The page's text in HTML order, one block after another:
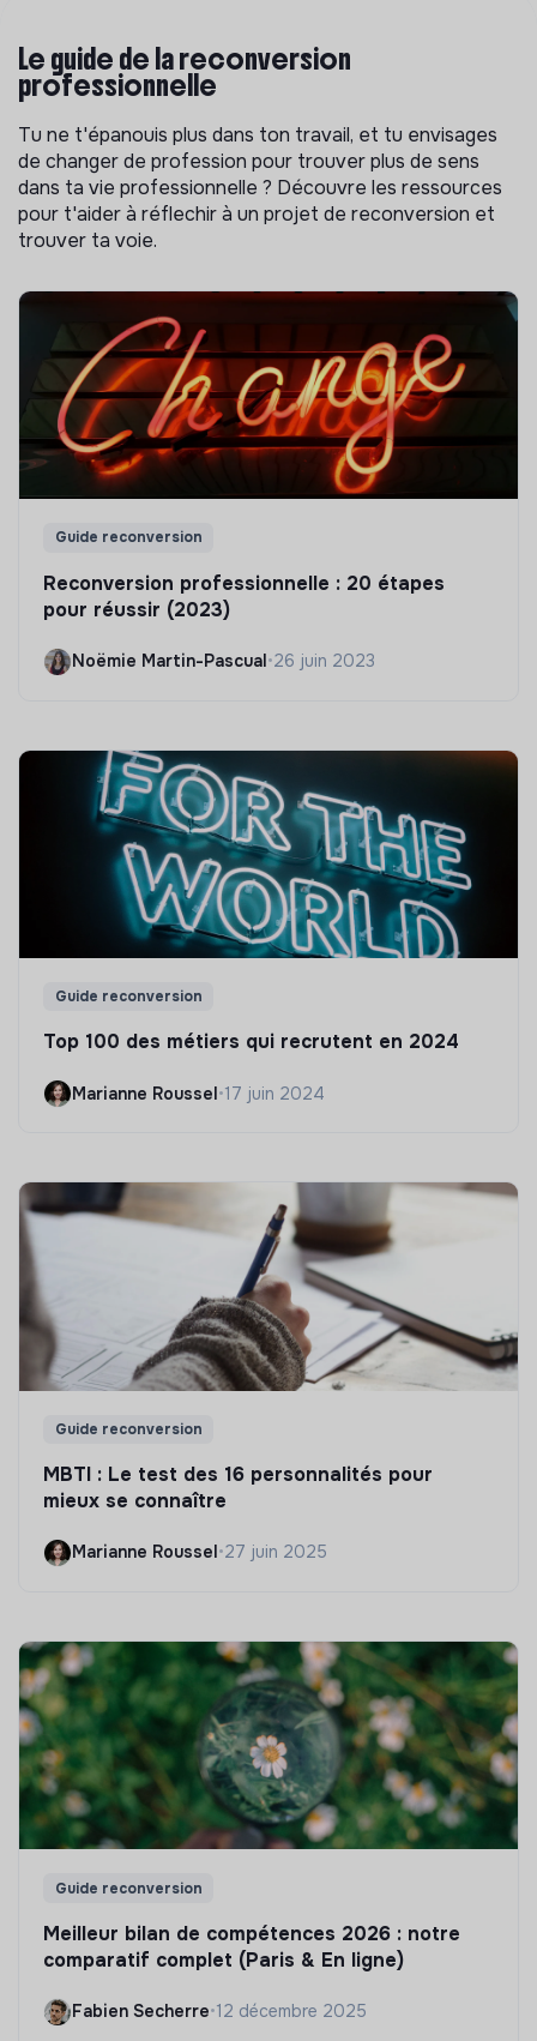
Le guide de la reconversion
professionnelle
Tu ne t'épanouis plus dans ton travail, et tu envisages
de changer de profession pour trouver plus de sens
dans ta vie professionnelle ? Découvre les ressources
pour t'aider à réflechir à un projet de reconversion et
trouver ta voie.
Guide reconversion
Reconversion professionnelle : 20 étapes
pour réussir (2023)
Noëmie Martin-Pascual•26 juin 2023
Guide reconversion
Top 100 des métiers qui recrutent en 2024
Marianne Roussel•17 juin 2024
Guide reconversion
MBTI : Le test des 16 personnalités pour
mieux se connaître
Marianne Roussel •27 juin 2025
Guide reconversion
Meilleur bilan de compétences 2026 : notre
comparatif complet (Paris & En ligne)
Fabien Secherre•12 décembre 2025